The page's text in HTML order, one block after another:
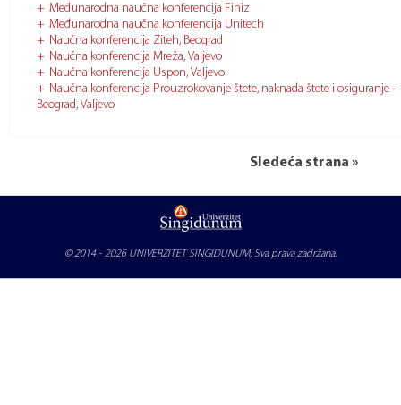
Sledeća strana »
Međunarodna naučna konferencija Finiz
Međunarodna naučna konferencija Unitech
Naučna konferencija Ziteh, Beograd
Naučna konferencija Mreža, Valjevo
Naučna konferencija Uspon, Valjevo
Naučna konferencija Prouzrokovanje štete, naknada štete i osiguranje -
Beograd, Valjevo
© 2014 - 2026 UNIVERZITET SINGIDUNUM, Sva prava zadržana.